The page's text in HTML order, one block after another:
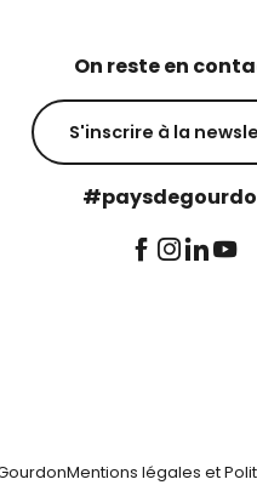
On reste en
S'inscrire à la
Mentions légales et